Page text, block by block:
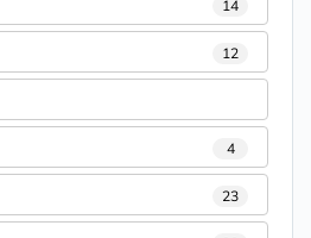
14
12
4
23